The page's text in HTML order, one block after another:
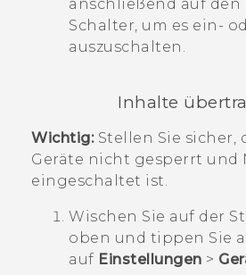
anschließend auf den
Schalter, um es ein-
auszuschalten.
Inhalte
Wichtig:Stellen Sie sicher,
Geräte nicht gesperrt und
eingeschaltet ist.
Wischen Sie auf der
oben und tippen Sie
auf Einstellungen >